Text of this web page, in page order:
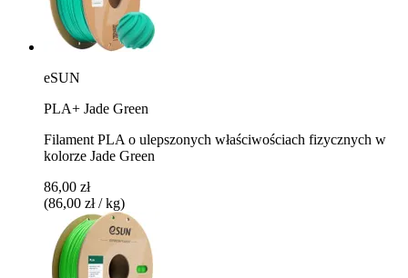
eSUN
PLA+ Jade Green
Filament PLA o ulepszonych właściwościach fizycznych w
kolorze Jade Green
86,00 zł
(86,00 zł / kg)